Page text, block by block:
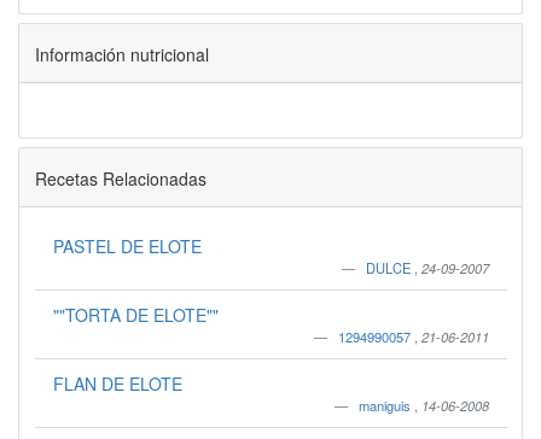
Información nutricional
Recetas Relacionadas
PASTEL DE ELOTE
DULCE 24-09-2007
""TORTA DE ELOTE""
1294990057 21-06-2011
FLAN DE ELOTE
maniguis 14-06-2008